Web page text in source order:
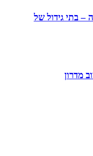
– בתי גידול של
מדרון